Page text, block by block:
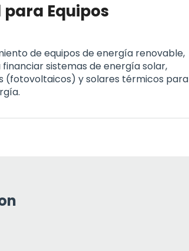
Equipos
de equipos de energía renovable,
sistemas de energía solar,
(fotovoltaicos) y solares térmicos para